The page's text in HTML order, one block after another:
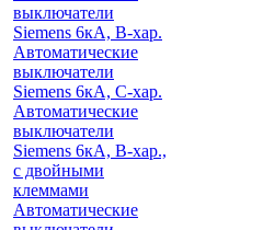
выключатели
Siemens 6кА, B-хар.
Автоматические
выключатели
Siemens 6кА, С-хар.
Автоматические
выключатели
Siemens 6кА, B-хар.,
с двойными
клеммами
Автоматические